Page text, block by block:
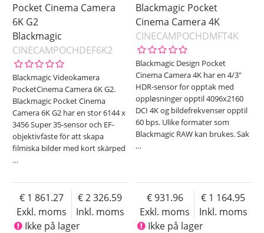
Pocket Cinema Camera
6K G2
Blackmagic
CINECAMPOCHDEF6K2
Blackmagic Videokamera
PocketCinema Camera 6K G2.
Blackmagic Pocket Cinema
Camera 6K G2 har en stor 6144 x
3456 Super 35-sensor och EF-
objektivfäste för att skapa
filmiska bilder med kort skärped
…
Exkl. moms
1 861.27
Inkl. moms
2 326.59
Ikke på lager
Blackmagic Pocket
Cinema Camera 4K
CINECAMPOCHDMFT4K
Blackmagic Design Pocket
Cinema Camera 4K har en 4/3"
HDR-sensor for opptak med
oppløsninger opptil 4096x2160
DCI 4K og bildefrekvenser opptil
60 bps. Ulike formater som
Blackmagic RAW kan brukes. Sak
…
Exkl. moms
931.96
Inkl. moms
1 164.95
Ikke på lager